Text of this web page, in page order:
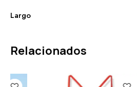
Largo
Relacionados